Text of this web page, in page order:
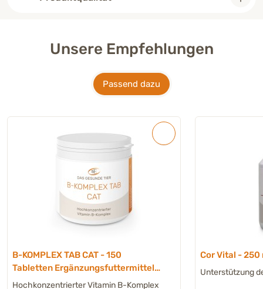
Unsere Empfehlungen
Passend dazu
B-KOMPLEX TAB CAT - 150
Tabletten Ergänzungsfuttermittel
Katze
Hochkonzentrierter Vitamin B-Komplex
Cor Vital - 250
Unterstützung